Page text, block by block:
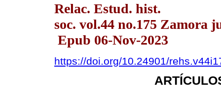
Relac. Estud. hist.
soc. vol.44 no.175 Zamora
Epub 06-Nov-2023
https://doi.org/10.24901/